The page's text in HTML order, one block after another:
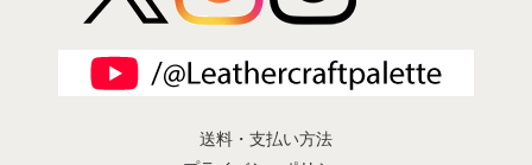
送料・支払い方法